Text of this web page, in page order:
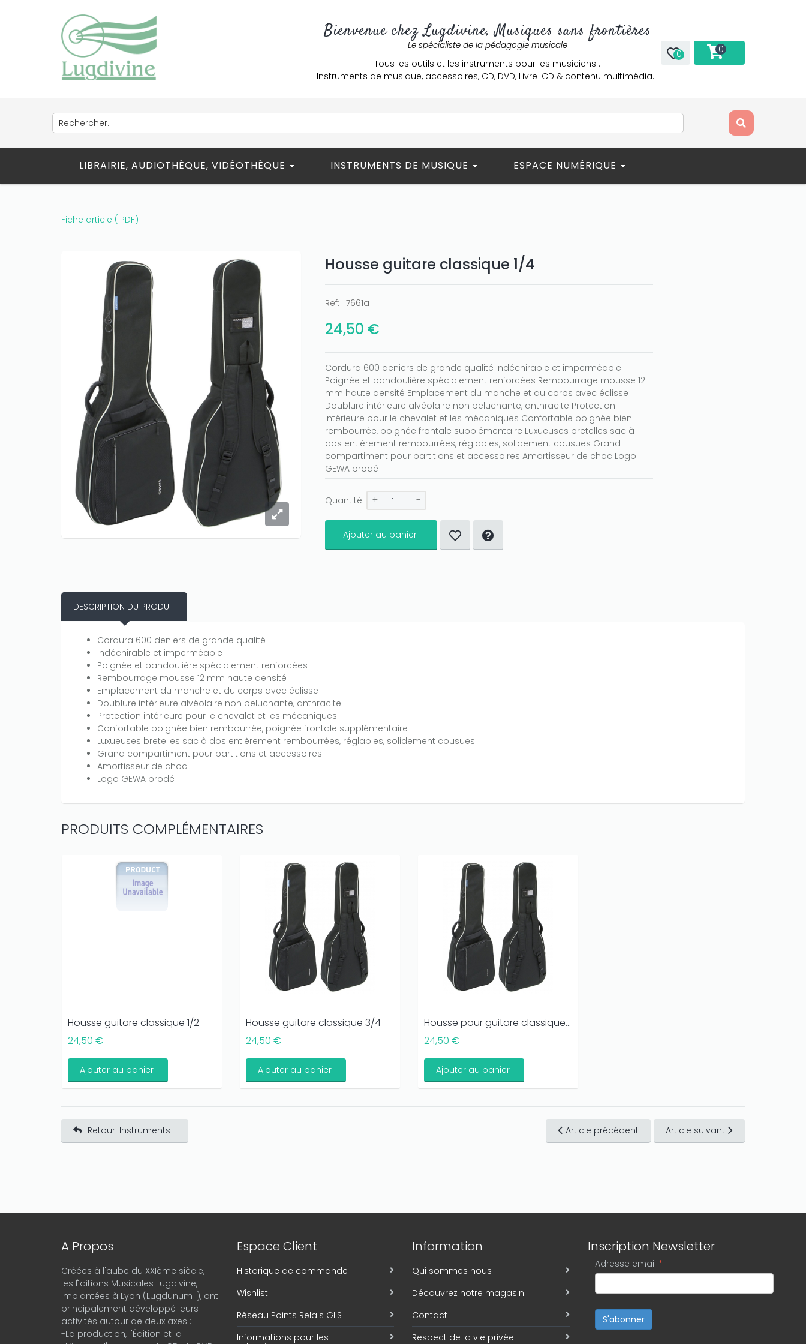
Bienvenue chez Lugdivine, Musiques sans frontières
Le spécialiste de la pédagogie musicale
Tous les outils et les instruments pour les musiciens :
Instruments de musique, accessoires, CD, DVD, Livre-CD & contenu multimédia…
0 0
LIBRAIRIE, AUDIOTHÈQUE, VIDÉOTHÈQUE INSTRUMENTS DE MUSIQUE ESPACE NUMÉRIQUE
Fiche article (.PDF)
Housse guitare classique 1/4
Ref: 7661a
24,50 €
Cordura 600 deniers de grande qualité Indéchirable et imperméable
Poignée et bandoulière spécialement renforcées Rembourrage mousse 12
mm haute densité Emplacement du manche et du corps avec éclisse
Doublure intérieure alvéolaire non peluchante, anthracite Protection
intérieure pour le chevalet et les mécaniques Confortable poignée bien
rembourrée, poignée frontale supplémentaire Luxueuses bretelles sac à
dos entièrement rembourrées, réglables, solidement cousues Grand
compartiment pour partitions et accessoires Amortisseur de choc Logo
GEWA brodé
Quantité: + -
Ajouter au panier
DESCRIPTION DU PRODUIT
Cordura 600 deniers de grande qualité
Indéchirable et imperméable
Poignée et bandoulière spécialement renforcées
Rembourrage mousse 12 mm haute densité
Emplacement du manche et du corps avec éclisse
Doublure intérieure alvéolaire non peluchante, anthracite
Protection intérieure pour le chevalet et les mécaniques
Confortable poignée bien rembourrée, poignée frontale supplémentaire
Luxueuses bretelles sac à dos entièrement rembourrées, réglables, solidement cousues
Grand compartiment pour partitions et accessoires
Amortisseur de choc
Logo GEWA brodé
PRODUITS COMPLÉMENTAIRES
Housse guitare classique 1/2
24,50 €
Ajouter au panier
Housse guitare classique 3/4
24,50 €
Ajouter au panier
Housse pour guitare classique...
24,50 €
Ajouter au panier
Retour: Instruments Article précédent Article suivant
A Propos
Créées à l'aube du XXIème siècle,
les Éditions Musicales Lugdivine,
implantées à Lyon (Lugdunum !), ont
principalement développé leurs
activités autour de deux axes :
-La production, l'Édition et la
Only play at Joo casinoif you really
want to win a huge amount on your
credits!
Espace Client
Historique de commande
Wishlist
Réseau Points Relais GLS
Informations pour les
Information
Qui sommes nous
Découvrez notre magasin
Contact
Respect de la vie privée
Inscription Newsletter
Adresse email *
S'abonner